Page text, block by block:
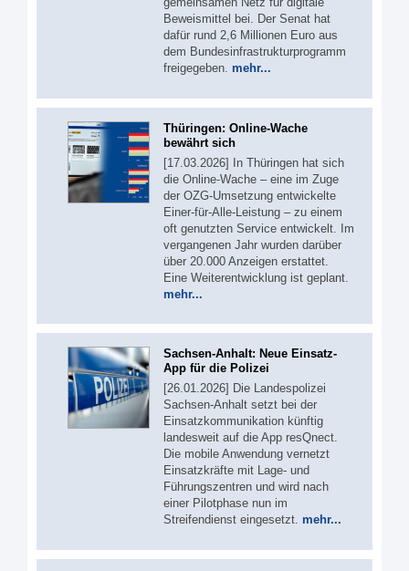
Beweismittel bei. Der Senat hat
dafür rund 2,6 Millionen Euro aus
dem Bundesinfrastrukturprogramm
freigegeben. mehr...
Thüringen: Online-Wache
bewährt sich
[17.03.2026] In Thüringen hat sich
die Online-Wache – eine im Zuge
der OZG-Umsetzung entwickelte
Einer-für-Alle-Leistung – zu einem
oft genutzten Service entwickelt. Im
vergangenen Jahr wurden darüber
über 20.000 Anzeigen erstattet.
Eine Weiterentwicklung ist geplant.
mehr...
Sachsen-Anhalt: Neue Einsatz-
App für die Polizei
[26.01.2026] Die Landespolizei
Sachsen-Anhalt setzt bei der
Einsatzkommunikation künftig
landesweit auf die App resQnect.
Die mobile Anwendung vernetzt
Einsatzkräfte mit Lage- und
Führungszentren und wird nach
einer Pilotphase nun im
Streifendienst eingesetzt. mehr...